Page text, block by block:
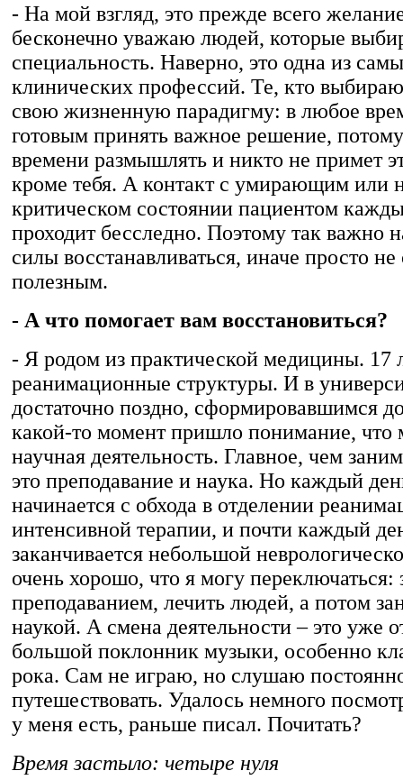
- На мой взгляд, это прежде всего
бесконечно уважаю людей, которые
специальность. Наверно, это одна из
клинических профессий. Те, кто
свою жизненную парадигму: в любое
готовым принять важное решение,
времени размышлять и никто не примет
кроме тебя. А контакт с умирающим или
критическом состоянии пациентом
проходит бесследно. Поэтому так важно
силы восстанавливаться, иначе просто
полезным.
- А что помогает вам восстановиться?
- Я родом из практической медицины. 17
реанимационные структуры. И в
достаточно поздно, сформировавшимся
какой-то момент пришло понимание,
научная деятельность. Главное, чем
это преподавание и наука. Но каждый
начинается с обхода в отделении
интенсивной терапии, и почти каждый
заканчивается небольшой
очень хорошо, что я могу переключаться:
преподаванием, лечить людей, а потом
наукой. А смена деятельности – это уже
большой поклонник музыки, особенно
рока. Сам не играю, но слушаю
путешествовать. Удалось немного
у меня есть, раньше писал. Почитать?
Время застыло: четыре нуля